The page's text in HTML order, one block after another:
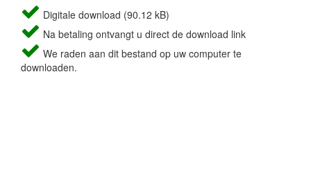
Digitale download (90.12 kB)
Na betaling ontvangt u direct de download link
We raden aan dit bestand op uw computer te
downloaden.